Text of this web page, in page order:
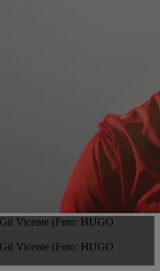
Vicente (Foto: HUGO
Vicente (Foto: HUGO